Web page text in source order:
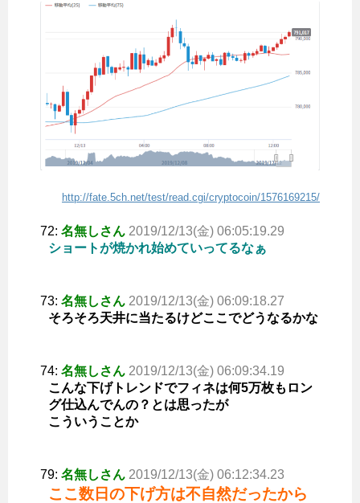
http://fate.5ch.net/test/read.cgi/cryptocoin/1576169215/
72: 名無しさん 2019/12/13(金) 06:05:19.29
ショートが焼かれ始めていってるなぁ
73: 名無しさん 2019/12/13(金) 06:09:18.27
そろそろ天井に当たるけどここでどうなるかな
74: 名無しさん 2019/12/13(金) 06:09:34.19
こんな下げトレンドでフィネは何5万枚もロン
グ仕込んでんの？とは思ったが
こういうことか
79: 名無しさん 2019/12/13(金) 06:12:34.23
ここ数日の下げ方は不自然だったから